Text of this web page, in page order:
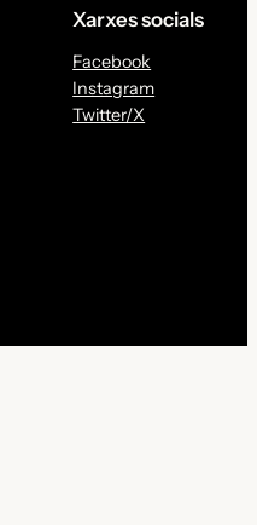
Xarxes socials
Facebook
Instagram
Twitter/X